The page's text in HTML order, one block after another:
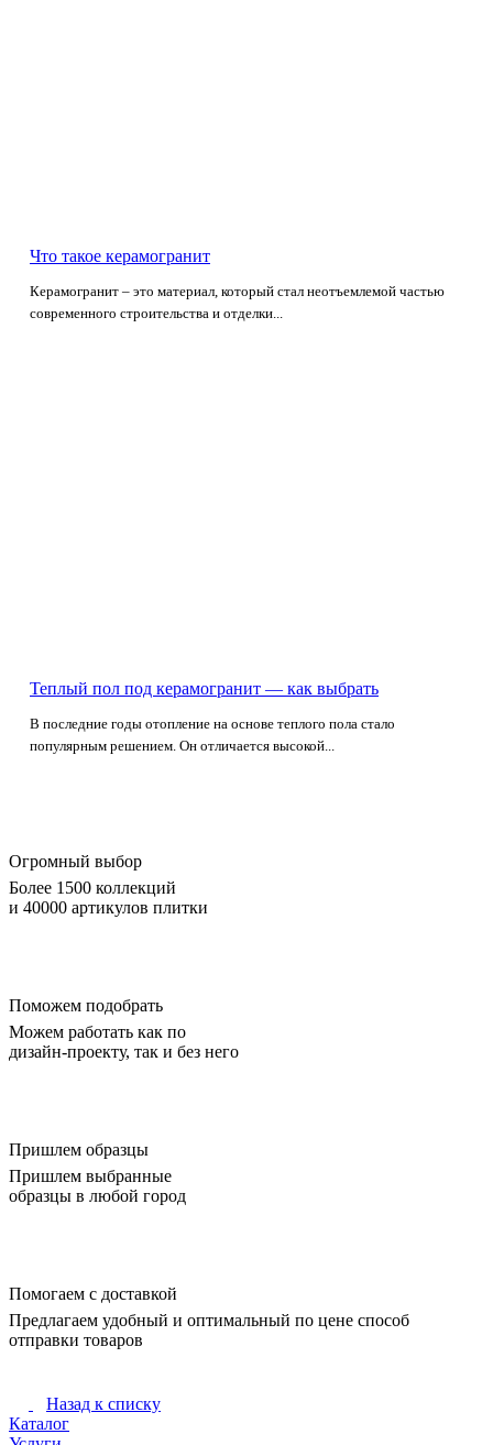
Что такое керамогранит
Керамогранит – это материал, который стал неотъемлемой частью
современного строительства и отделки...
Теплый пол под керамогранит — как выбрать
В последние годы отопление на основе теплого пола стало
популярным решением. Он отличается высокой...
Огромный выбор
Более 1500 коллекций
и 40000 артикулов плитки
Поможем подобрать
Можем работать как по
дизайн-проекту, так и без него
Пришлем образцы
Пришлем выбранные
образцы в любой город
Помогаем с доставкой
Предлагаем удобный и оптимальный по цене способ
отправки товаров
Назад к списку
Каталог